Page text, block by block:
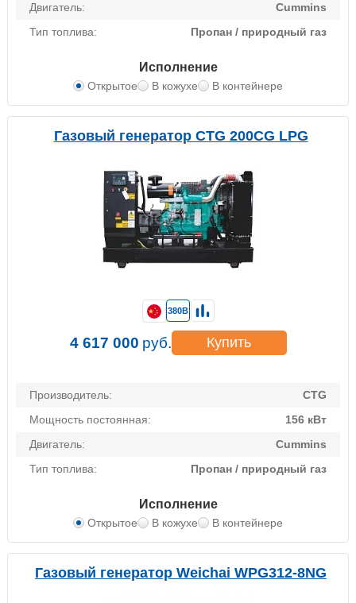
Двигатель:
Cummins
Тип топлива:
Пропан / природный газ
Исполнение
Открытое В кожухе В контейнере
Газовый генератор CTG 200CG LPG
Производитель:
CTG
Мощность постоянная:
156 кВт
Двигатель:
Cummins
Тип топлива:
Пропан / природный газ
Исполнение
Открытое В кожухе В контейнере
380В
4 617 000 руб. Купить
Газовый генератор Weichai WPG312-8NG